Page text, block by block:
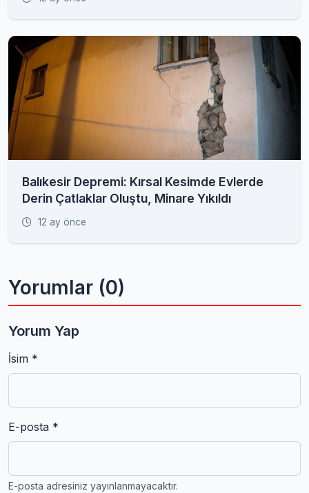
Balıkesir Depremi: Kırsal Kesimde Evlerde
Derin Çatlaklar Oluştu, Minare Yıkıldı
12 ay önce
Yorumlar (0)
Yorum Yap
İsim *
E-posta *
E-posta adresiniz yayınlanmayacaktır.